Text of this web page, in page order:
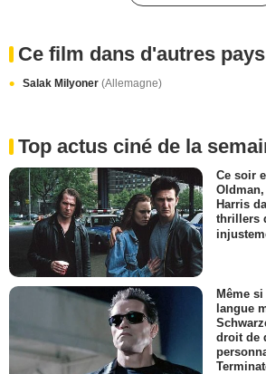
Ce film dans d'autres pays
Salak Milyoner (Allemagne)
Top actus ciné de la
Ce soir
Oldman,
Harris
thrillers
Même si
langue
droit de